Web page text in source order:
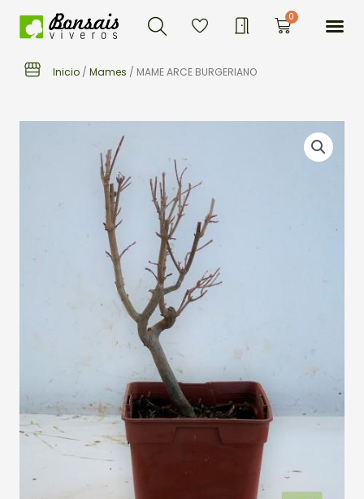
Buscar 0Carrito
Inicio / Mames / MAME ARCE BURGERIANO